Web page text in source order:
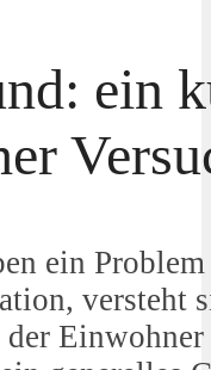
ein
ein
versteht